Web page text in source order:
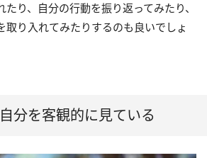
り、自分の行動を振り返ってみたり、
取り入れてみたりするのも良いでしょ
分を客観的に見ている